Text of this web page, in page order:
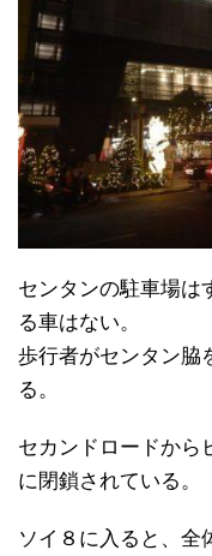
センタンの駐車場は
る車はない。
歩行者がセンタン脇
る。
セカンドロードから
に閉鎖されている。
ソイ８に入ると、全